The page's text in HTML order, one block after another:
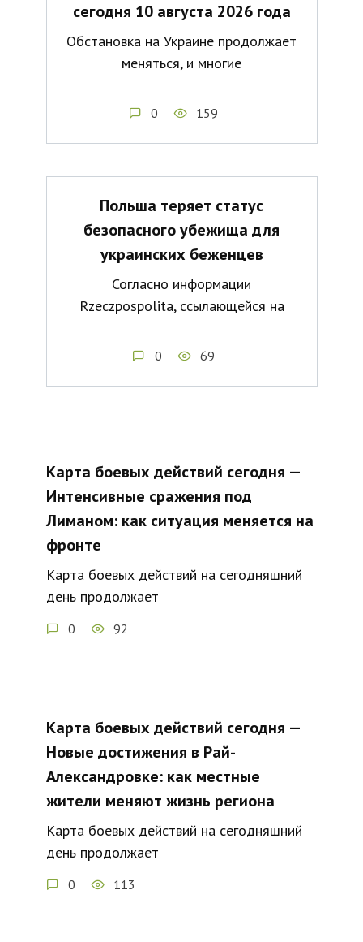
сегодня 10 августа 2026 года
Обстановка на Украине продолжает
меняться, и многие
0 159
Польша теряет статус
безопасного убежища для
украинских беженцев
Согласно информации
Rzeczpospolita, ссылающейся на
0 69
Карта боевых действий сегодня —
Интенсивные сражения под
Лиманом: как ситуация меняется на
фронте
Карта боевых действий на сегодняшний
день продолжает
0 92
Карта боевых действий сегодня —
Новые достижения в Рай-
Александровке: как местные
жители меняют жизнь региона
Карта боевых действий на сегодняшний
день продолжает
0 113